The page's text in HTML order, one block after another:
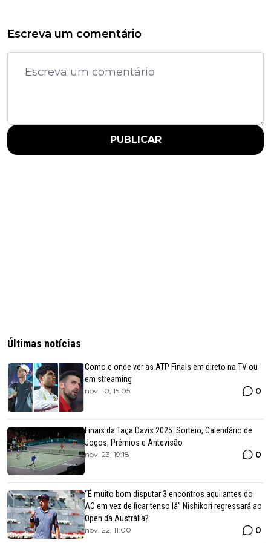
Escreva um comentário
PUBLICAR
Últimas notícias
Como e onde ver as ATP Finals em direto na TV ou
em streaming
nov. 10, 15:05 0
Finais da Taça Davis 2025: Sorteio, Calendário de
Jogos, Prémios e Antevisão
nov. 23, 19:18 0
“É muito bom disputar 3 encontros aqui antes do
AO em vez de ficar tenso lá” Nishikori regressará ao
Open da Austrália?
nov. 22, 11:00 0